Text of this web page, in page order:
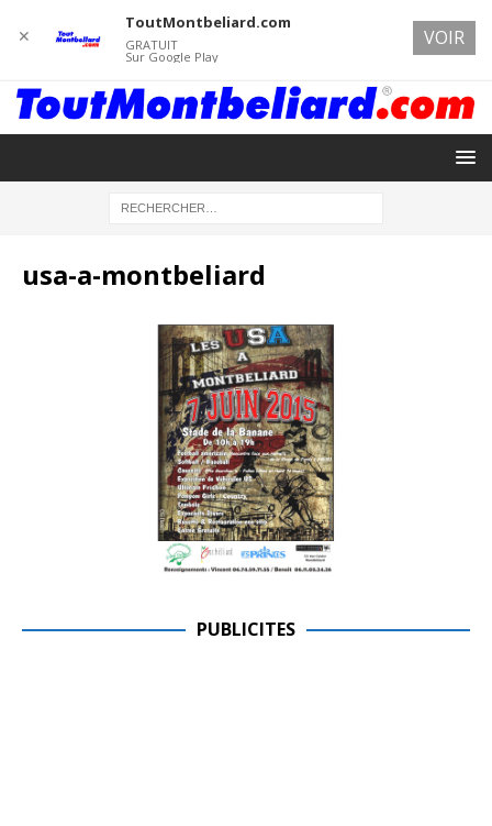
usa-a-montbeliard
PUBLICITES
✕
ToutMontbeliard.com
GRATUIT
Sur Google Play
VOIR